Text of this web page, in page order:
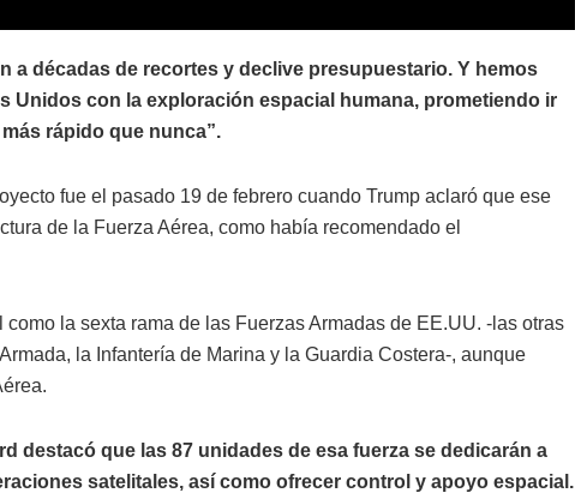
a décadas de recortes y declive presupuestario. Y hemos
Unidos con la exploración espacial humana, prometiendo ir
rápido que nunca”.
fue el pasado 19 de febrero cuando Trump aclaró que ese
de la Fuerza Aérea, como había recomendado el
la sexta rama de las Fuerzas Armadas de EE.UU. -las otras
la Infantería de Marina y la Guardia Costera-, aunque
destacó que las 87 unidades de esa fuerza se dedicarán a
satelitales, así como ofrecer control y apoyo espacial.